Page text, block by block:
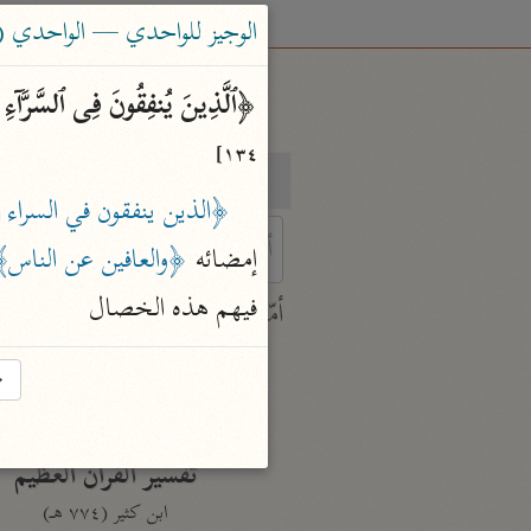
characters for results.
أمّهات
جامع البيان
تفسير القرآن العظيم
ابن كثير (٧٧٤ هـ)
الوجيز للواحدي — الواحدي (٤٦٨
﴿ٱلَّذِینَ یُنفِقُونَ فِی
١٣٤]
﴿الذين ينفقون في
إمضائه ﴿والعافين عن
فيهم هذه الخصال